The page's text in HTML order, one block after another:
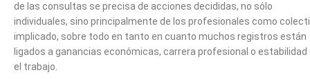
de las consultas se precisa de acciones decididas, no sólo
individuales, sino principalmente de los profesionales como
implicado, sobre todo en tanto en cuanto muchos registros están
ligados a ganancias económicas, carrera profesional o estabilidad
el trabajo.